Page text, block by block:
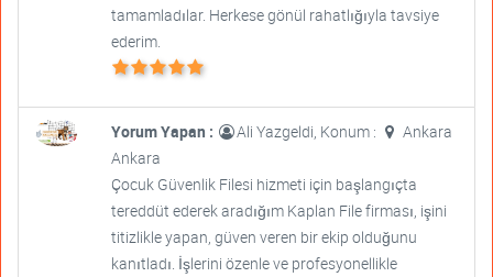
tamamladılar. Herkese gönül rahatlığıyla tavsiye
ederim.
Yorum Yapan : Ali Yazgeldi, Konum :
Ankara
Ankara
Çocuk Güvenlik Filesi hizmeti için başlangıçta
tereddüt ederek aradığım Kaplan File firması, işini
titizlikle yapan, güven veren bir ekip olduğunu
kanıtladı. İşlerini özenle ve profesyonellikle